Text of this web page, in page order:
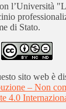
l’Università
di Stato.
sito web è
– Non
4.0